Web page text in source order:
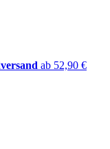
ab 52,90 €